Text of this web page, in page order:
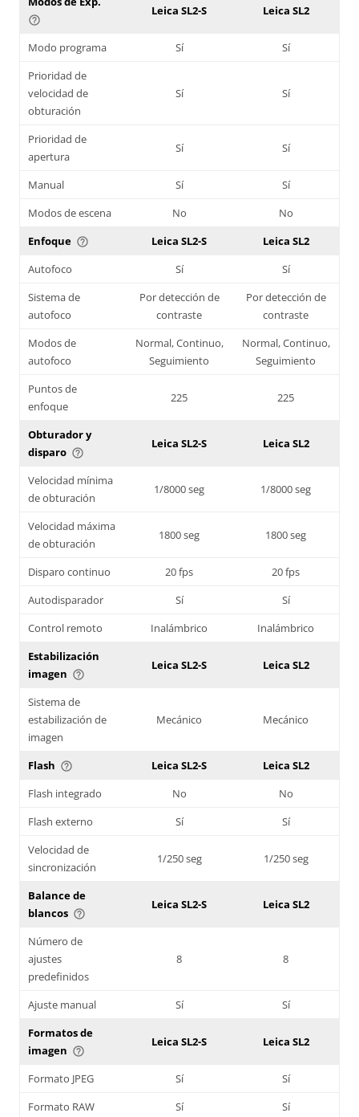
help_outline
Leica SL2-S Leica SL2
Modo programa Sí
Sí
Prioridad de
velocidad de
obturación
Sí Sí
Prioridad de
apertura
Sí Sí
Manual Sí
Sí
Modos de escena
No
No
Enfoque help_outline Leica SL2-S
Leica SL2
Autofoco
Sí
Sí
Sistema de
autofoco
Por detección de
contraste
Por detección de
contraste
Modos de
autofoco
Normal, Continuo,
Seguimiento
Normal, Continuo,
Seguimiento
Puntos de
enfoque
225 225
Obturador y
disparo help_outline
Leica SL2-S Leica SL2
Velocidad mínima
de obturación
1/8000 seg 1/8000 seg
Velocidad máxima
de obturación
1800 seg 1800 seg
Disparo continuo 20 fps
20 fps
Autodisparador
Sí
Sí
Control remoto
Inalámbrico
Inalámbrico
Estabilización
imagen help_outline
Leica SL2-S Leica SL2
Sistema de
estabilización de
imagen
Mecánico Mecánico
Flash help_outline Leica SL2-S
Leica SL2
Flash integrado
No
No
Flash externo
Sí
Sí
Velocidad de
sincronización
1/250 seg 1/250 seg
Balance de
blancos help_outline
Leica SL2-S Leica SL2
Número de
ajustes
predefinidos
8 8
Ajuste manual Sí
Sí
Formatos de
imagen help_outline
Leica SL2-S Leica SL2
Formato JPEG Sí
Sí
Formato RAW
Sí
Sí